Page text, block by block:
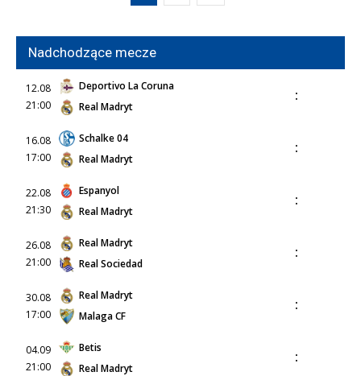
Nadchodzące mecze
12.08
21:00
Deportivo La Coruna
Real Madryt
:
16.08
17:00
Schalke 04
Real Madryt
:
22.08
21:30
Espanyol
Real Madryt
:
26.08
21:00
Real Madryt
Real Sociedad
:
30.08
17:00
Real Madryt
Malaga CF
:
04.09
21:00
Betis
Real Madryt
: